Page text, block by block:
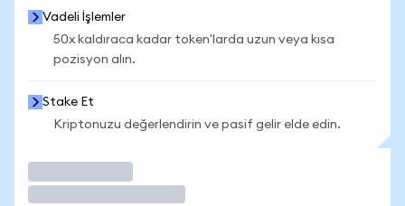
Vadeli İşlemler
50x kaldıraca kadar token'larda uzun veya kısa
pozisyon alın.
Stake Et
Kriptonuzu değerlendirin ve pasif gelir elde edin.